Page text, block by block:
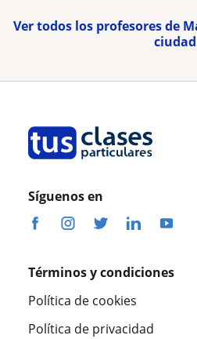
Ver todos los profesores de
ciudad
Síguenos en
Términos y condiciones
Política de cookies
Política de privacidad